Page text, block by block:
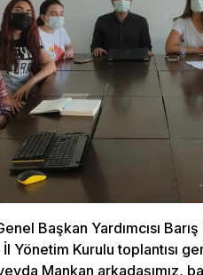
Başkan Yardımcısı
İl Yönetim Kurulu toplantısı
Mankan arkadaşımız,